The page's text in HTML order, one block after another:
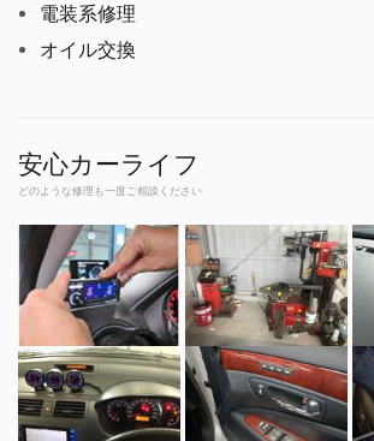
電装系修理
オイル交換
安心カーライフ
どのような修理も一度ご相談ください